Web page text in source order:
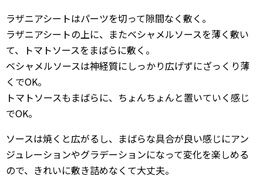
ラザニアシートはパーツを切って隙間なく敷く。
ラザニアシートの上に、またベシャメルソースを薄く敷い
て、トマトソースをまばらに敷く。
ベシャメルソースは神経質にしっかり広げずにざっくり薄
くでOK。
トマトソースもまばらに、ちょんちょんと置いていく感じ
でOK。
ソースは焼くと広がるし、まばらな具合が良い感じにアン
ジュレーションやグラデーションになって変化を楽しめる
ので、きれいに敷き詰めなくて大丈夫。